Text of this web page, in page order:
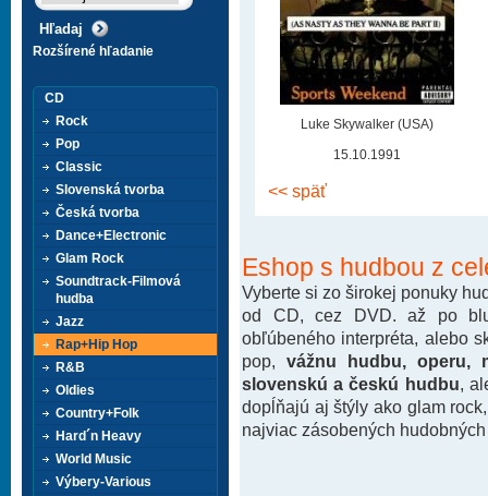
Luke Skywalker (USA)
15.10.1991
<< späť
Eshop s hudbou z
Vyberte si zo širokej ponuky
od CD, cez DVD. až po
obľúbeného interpréta, alebo
pop, vážnu hudbu, operu,
slovenskú a českú hudbu ,
dopĺňajú aj štýly ako glam
najviac zásobených
Rozšírené hľadanie
CD
Rock
Pop
Classic
Slovenská tvorba
Česká tvorba
Dance+Electronic
Glam Rock
Soundtrack-Filmová
hudba
Jazz
Rap+Hip Hop
R&B
Oldies
Country+Folk
Hard´n Heavy
World Music
Výbery-Various